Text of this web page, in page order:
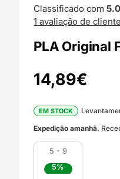
Classificado com
1 avaliação de cliente
PLA Original
14,89€
EM STOCK
Expedição amanhã.
5 - 9
5%